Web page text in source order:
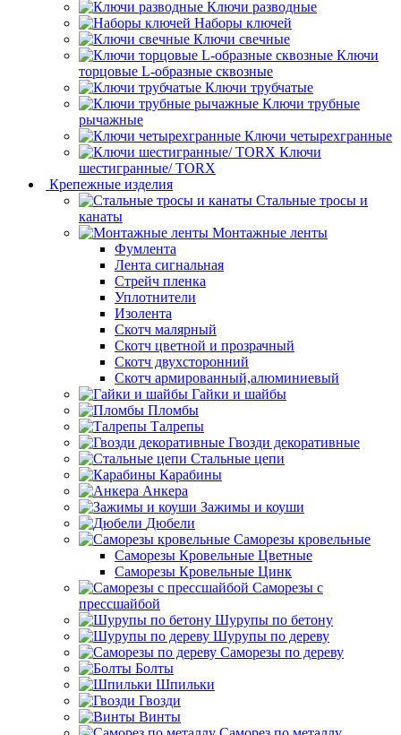
Ключи разводные
Наборы ключей
Ключи свечные
Ключи
торцовые L-образные сквозные
Ключи трубчатые
Ключи трубные
рычажные
Ключи четырехгранные
Ключи
шестигранные/ TORX
Крепежные изделия
Стальные тросы и
канаты
Монтажные ленты
Фумлента
Лента сигнальная
Стрейч пленка
Уплотнители
Изолента
Скотч малярный
Скотч цветной и прозрачный
Скотч двухсторонний
Скотч армированный,алюминиевый
Гайки и шайбы
Пломбы
Талрепы
Гвозди декоративные
Стальные цепи
Карабины
Анкера
Зажимы и коуши
Дюбели
Саморезы кровельные
Саморезы Кровельные Цветные
Саморезы Кровельные Цинк
Саморезы с
прессшайбой
Шурупы по бетону
Шурупы по дереву
Саморезы по дереву
Болты
Шпильки
Гвозди
Винты